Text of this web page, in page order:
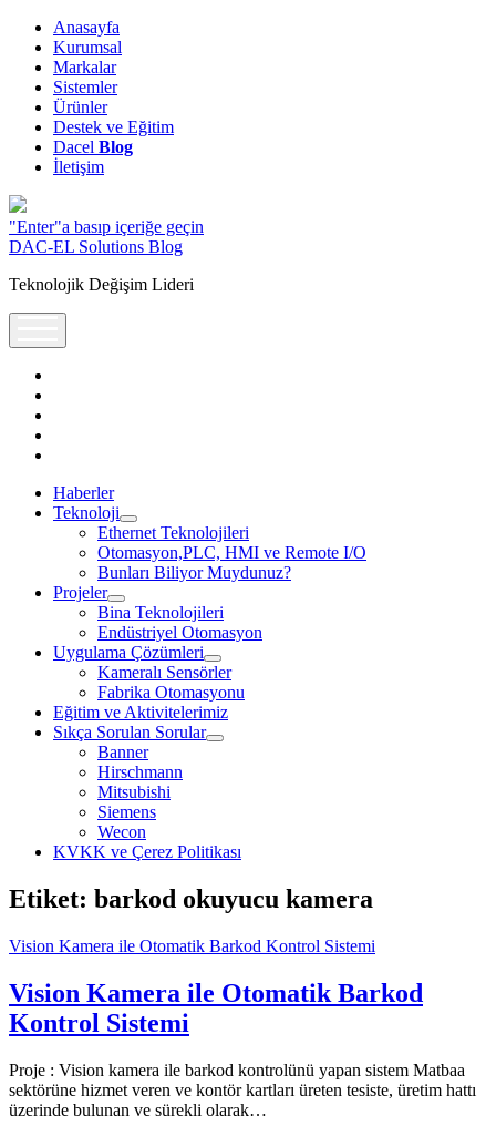
Anasayfa
Kurumsal
Markalar
Sistemler
Ürünler
Destek ve Eğitim
Dacel Blog
İletişim
"Enter"a basıp içeriğe geçin
DAC-EL Solutions Blog
Teknolojik Değişim Lideri
Haberler
Teknoloji
open
dropdown
menu
Ethernet Teknolojileri
Otomasyon,PLC, HMI ve Remote I/O
Bunları Biliyor Muydunuz?
Projeler
open
dropdown
menu
Bina Teknolojileri
Endüstriyel Otomasyon
Uygulama Çözümleri
open
dropdown
menu
Kameralı Sensörler
Fabrika Otomasyonu
Eğitim ve Aktivitelerimiz
Sıkça Sorulan Sorular
open
Banner
Hirschmann
Mitsubishi
Siemens
Wecon
KVKK ve Çerez Politikası
Etiket: barkod okuyucu kamera
Vision Kamera ile Otomatik Barkod Kontrol Sistemi
Vision Kamera ile Otomatik Barkod
Kontrol Sistemi
Proje : Vision kamera ile barkod kontrolünü yapan sistem Matbaa
sektörüne hizmet veren ve kontör kartları üreten tesiste, üretim hattı
üzerinde bulunan ve sürekli olarak…